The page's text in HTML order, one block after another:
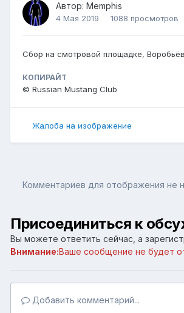
Автор: Memphis
4 Мая 2019 1088 просмотров
Сбор на смотровой площадке,
КОПИРАЙТ
© Russian Mustang Club
Жалоба на изображение
Комментариев для отображения не
Присоединиться к
Вы можете ответить сейчас, а
Внимание:Ваше сообщение не будет
Добавить комментарий...